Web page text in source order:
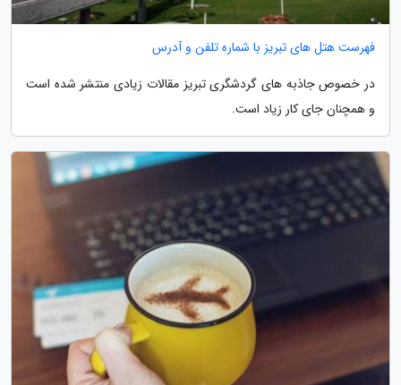
فهرست هتل های تبریز با شماره تلفن و آدرس
در خصوص جاذبه های گردشگری تبریز مقالات زیادی منتشر شده است
و همچنان جای کار زیاد است.